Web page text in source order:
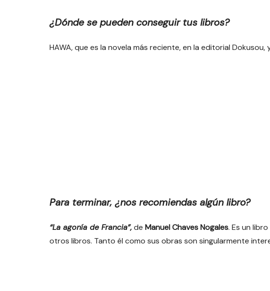
¿Dónde se pueden conseguir tus libros?
HAWA, que es la novela más reciente, en la editorial
Para terminar, ¿nos recomiendas algún libro?
“La agonía de Francia”,de Manuel Chaves Nogales. Es un
otros libros. Tanto él como sus obras son singularmente